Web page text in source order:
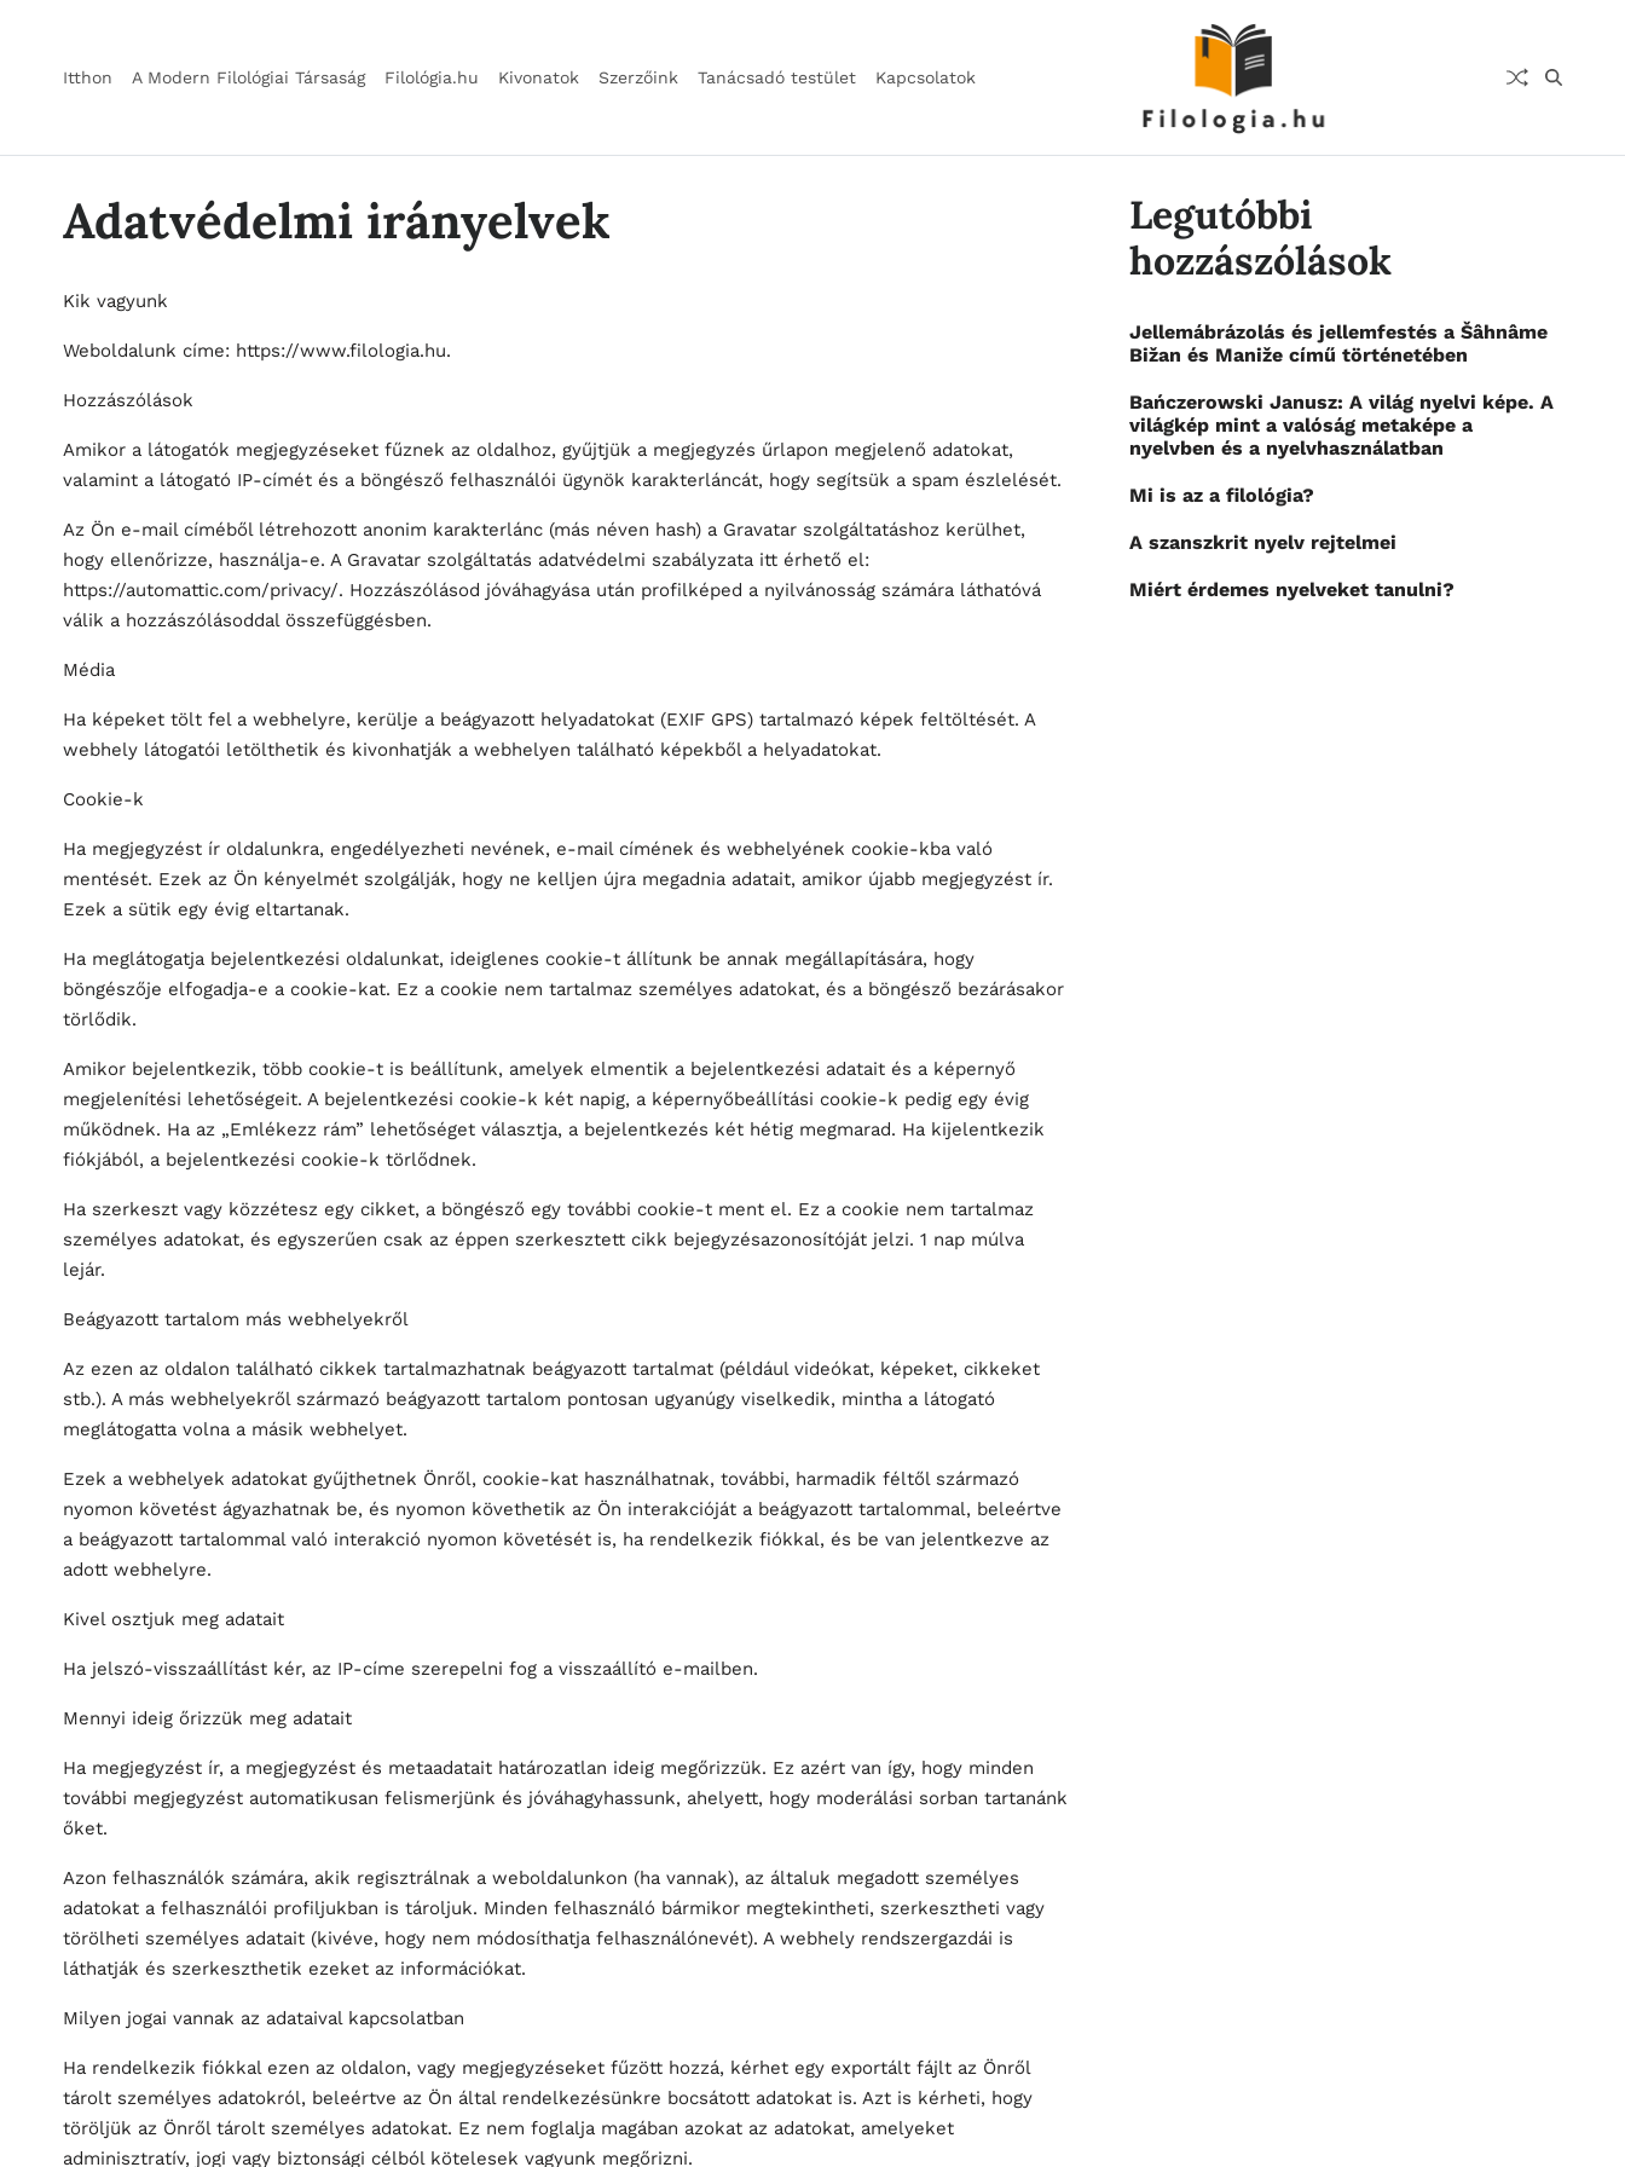
Itthon A Modern Filológiai Társaság Filológia.hu Kivonatok Szerzőink Tanácsadó testület Kapcsolatok
Adatvédelmi irányelvek
Kik vagyunk
Weboldalunk címe: https://www.filologia.hu.
Hozzászólások
Amikor a látogatók megjegyzéseket fűznek az oldalhoz, gyűjtjük a megjegyzés űrlapon megjelenő adatokat,
valamint a látogató IP-címét és a böngésző felhasználói ügynök karakterláncát, hogy segítsük a spam észlelését.
Az Ön e-mail címéből létrehozott anonim karakterlánc (más néven hash) a Gravatar szolgáltatáshoz kerülhet,
hogy ellenőrizze, használja-e. A Gravatar szolgáltatás adatvédelmi szabályzata itt érhető el:
https://automattic.com/privacy/. Hozzászólásod jóváhagyása után profilképed a nyilvánosság számára láthatóvá
válik a hozzászólásoddal összefüggésben.
Média
Ha képeket tölt fel a webhelyre, kerülje a beágyazott helyadatokat (EXIF GPS) tartalmazó képek feltöltését. A
webhely látogatói letölthetik és kivonhatják a webhelyen található képekből a helyadatokat.
Cookie-k
Ha megjegyzést ír oldalunkra, engedélyezheti nevének, e-mail címének és webhelyének cookie-kba való
mentését. Ezek az Ön kényelmét szolgálják, hogy ne kelljen újra megadnia adatait, amikor újabb megjegyzést ír.
Ezek a sütik egy évig eltartanak.
Ha meglátogatja bejelentkezési oldalunkat, ideiglenes cookie-t állítunk be annak megállapítására, hogy
böngészője elfogadja-e a cookie-kat. Ez a cookie nem tartalmaz személyes adatokat, és a böngésző bezárásakor
törlődik.
Amikor bejelentkezik, több cookie-t is beállítunk, amelyek elmentik a bejelentkezési adatait és a képernyő
megjelenítési lehetőségeit. A bejelentkezési cookie-k két napig, a képernyőbeállítási cookie-k pedig egy évig
működnek. Ha az „Emlékezz rám” lehetőséget választja, a bejelentkezés két hétig megmarad. Ha kijelentkezik
fiókjából, a bejelentkezési cookie-k törlődnek.
Ha szerkeszt vagy közzétesz egy cikket, a böngésző egy további cookie-t ment el. Ez a cookie nem tartalmaz
személyes adatokat, és egyszerűen csak az éppen szerkesztett cikk bejegyzésazonosítóját jelzi. 1 nap múlva
lejár.
Beágyazott tartalom más webhelyekről
Az ezen az oldalon található cikkek tartalmazhatnak beágyazott tartalmat (például videókat, képeket, cikkeket
stb.). A más webhelyekről származó beágyazott tartalom pontosan ugyanúgy viselkedik, mintha a látogató
meglátogatta volna a másik webhelyet.
Ezek a webhelyek adatokat gyűjthetnek Önről, cookie-kat használhatnak, további, harmadik féltől származó
nyomon követést ágyazhatnak be, és nyomon követhetik az Ön interakcióját a beágyazott tartalommal, beleértve
a beágyazott tartalommal való interakció nyomon követését is, ha rendelkezik fiókkal, és be van jelentkezve az
adott webhelyre.
Kivel osztjuk meg adatait
Ha jelszó-visszaállítást kér, az IP-címe szerepelni fog a visszaállító e-mailben.
Mennyi ideig őrizzük meg adatait
Ha megjegyzést ír, a megjegyzést és metaadatait határozatlan ideig megőrizzük. Ez azért van így, hogy minden
további megjegyzést automatikusan felismerjünk és jóváhagyhassunk, ahelyett, hogy moderálási sorban tartanánk
őket.
Azon felhasználók számára, akik regisztrálnak a weboldalunkon (ha vannak), az általuk megadott személyes
adatokat a felhasználói profiljukban is tároljuk. Minden felhasználó bármikor megtekintheti, szerkesztheti vagy
törölheti személyes adatait (kivéve, hogy nem módosíthatja felhasználónevét). A webhely rendszergazdái is
láthatják és szerkeszthetik ezeket az információkat.
Milyen jogai vannak az adataival kapcsolatban
Ha rendelkezik fiókkal ezen az oldalon, vagy megjegyzéseket fűzött hozzá, kérhet egy exportált fájlt az Önről
tárolt személyes adatokról, beleértve az Ön által rendelkezésünkre bocsátott adatokat is. Azt is kérheti, hogy
töröljük az Önről tárolt személyes adatokat. Ez nem foglalja magában azokat az adatokat, amelyeket
adminisztratív, jogi vagy biztonsági célból kötelesek vagyunk megőrizni.
Legutóbbi
hozzászólások
Jellemábrázolás és jellemfestés a Šâhnâme
Bižan és Maniže című történetében
Bańczerowski Janusz: A világ nyelvi képe. A
világkép mint a valóság metaképe a
nyelvben és a nyelvhasználatban
Mi is az a filológia?
A szanszkrit nyelv rejtelmei
Miért érdemes nyelveket tanulni?